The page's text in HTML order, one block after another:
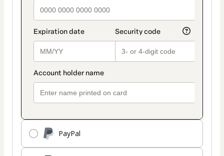
PayPal
Tarjeta